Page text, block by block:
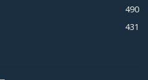
490
431